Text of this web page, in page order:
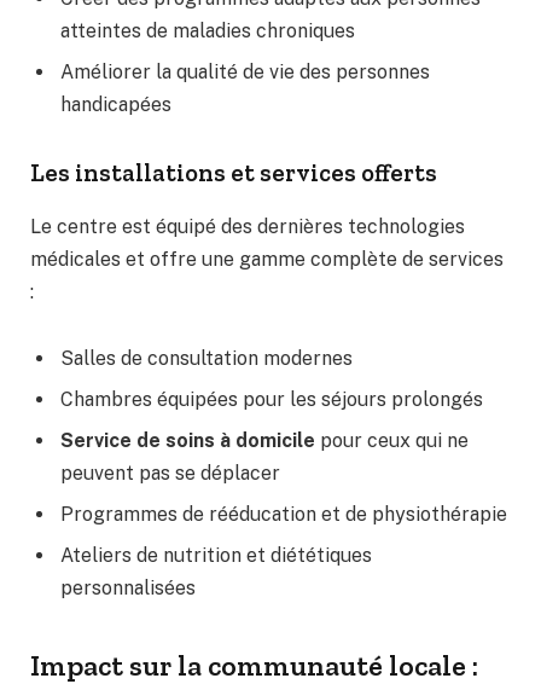
atteintes de maladies chroniques
Améliorer la qualité de vie des personnes
handicapées
Les installations et services offerts
Le centre est équipé des dernières technologies
médicales et offre une gamme complète de services
:
Salles de consultation modernes
Chambres équipées pour les séjours prolongés
Service de soins à domicile pour ceux qui ne
peuvent pas se déplacer
Programmes de rééducation et de physiothérapie
Ateliers de nutrition et diététiques
personnalisées
Impact sur la communauté locale :